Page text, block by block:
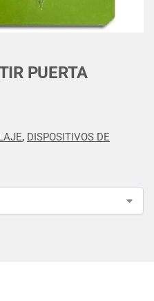
PUERTA
, DISPOSITIVOS DE